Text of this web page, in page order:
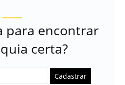
para encontrar
certa?
Cadastrar